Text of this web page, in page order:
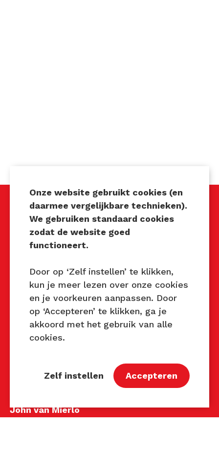
Techniek Tastbaar
Mocht u interesse hebben om
te organiseren of heeft u
vragen over dit evenement,
neem dan contact met ons op
via de gegevens.
Privacy Beleid
John van Mierlo
Onze website gebruikt cookies (en
daarmee vergelijkbare technieken).
We gebruiken standaard cookies
zodat de website goed
functioneert.
Door op ‘Zelf instellen’ te klikken,
kun je meer lezen over onze cookies
en je voorkeuren aanpassen. Door
op ‘Accepteren’ te klikken, ga je
akkoord met het gebruik van alle
cookies.
Zelf instellen Accepteren